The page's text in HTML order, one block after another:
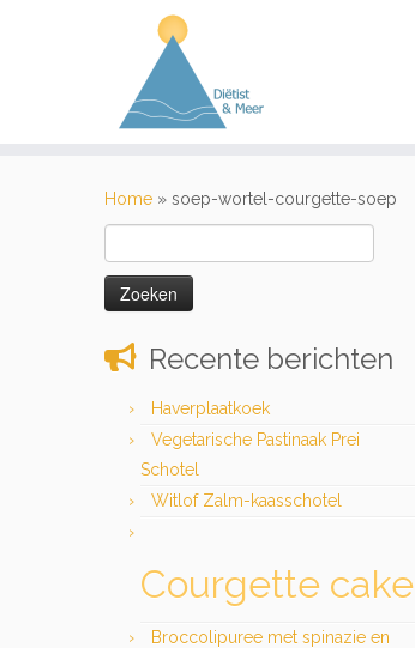
Home » soep-wortel-courgette-soep
naar:
Recente berichten
Haverplaatkoek
Vegetarische Pastinaak Prei
Schotel
Witlof Zalm-kaasschotel
Courgette cake
Broccolipuree met spinazie en